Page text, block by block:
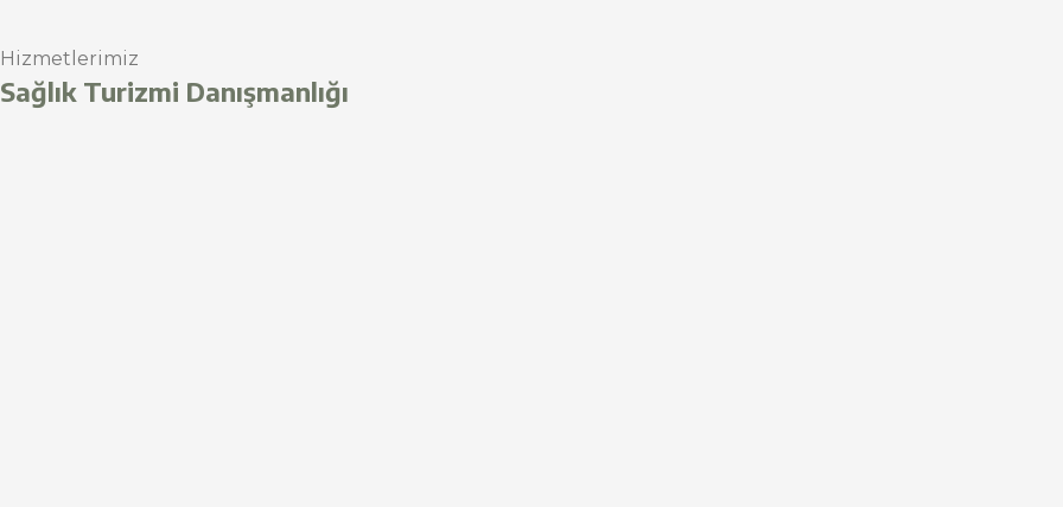
Hizmetlerimiz
Sağlık Turizmi Danışmanlığı